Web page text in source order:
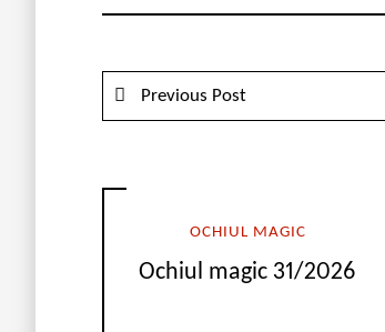
Previous Post
OCHIUL MAGIC
Ochiul magic 31/2026